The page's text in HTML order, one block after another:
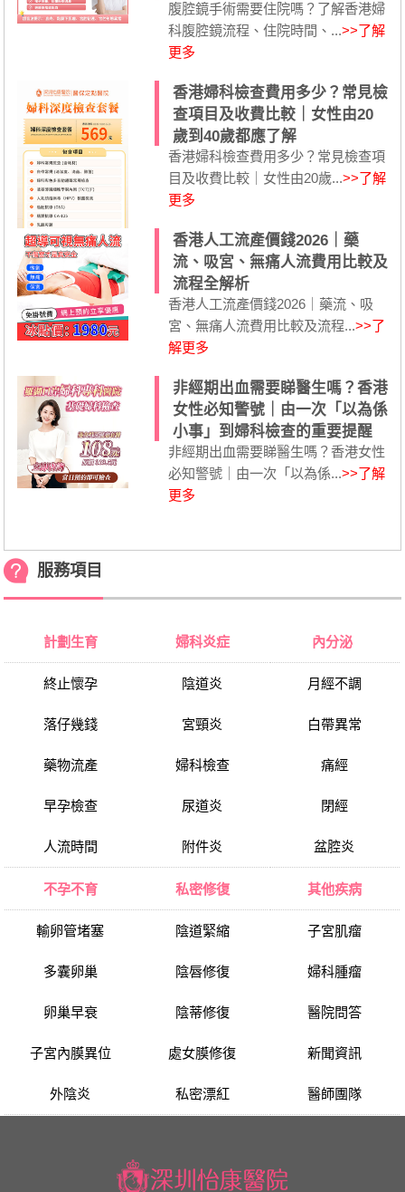
腹腔鏡手術需要住院嗎？了解香港婦
科腹腔鏡流程、住院時間、...>>了解
更多
香港婦科檢查費用多少？常見檢
查項目及收費比較｜女性由20
歲到40歲都應了解
香港婦科檢查費用多少？常見檢查項
目及收費比較｜女性由20歲...>>了解
更多
香港人工流產價錢2026｜藥
流、吸宮、無痛人流費用比較及
流程全解析
香港人工流產價錢2026｜藥流、吸
宮、無痛人流費用比較及流程...>>了
解更多
非經期出血需要睇醫生嗎？香港
女性必知警號｜由一次「以為係
小事」到婦科檢查的重要提醒
非經期出血需要睇醫生嗎？香港女性
必知警號｜由一次「以為係...>>了解
更多
服務項目
計劃生育
終止懷孕
落仔幾錢
藥物流產
早孕檢查
人流時間
婦科炎症
陰道炎
宮頸炎
婦科檢查
尿道炎
附件炎
內分泌
月經不調
白帶異常
痛經
閉經
盆腔炎
不孕不育
輸卵管堵塞
多囊卵巢
卵巢早衰
子宮內膜異位
外陰炎
私密修復
陰道緊縮
陰唇修復
陰蒂修復
處女膜修復
私密漂紅
其他疾病
子宮肌瘤
婦科腫瘤
醫院問答
新聞資訊
醫師團隊